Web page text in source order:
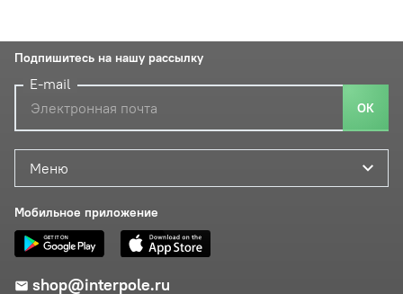
Меню
Мобильное приложение
shop@interpole.ru
Подпишитесь на нашу рассылку
E-mail
ОК